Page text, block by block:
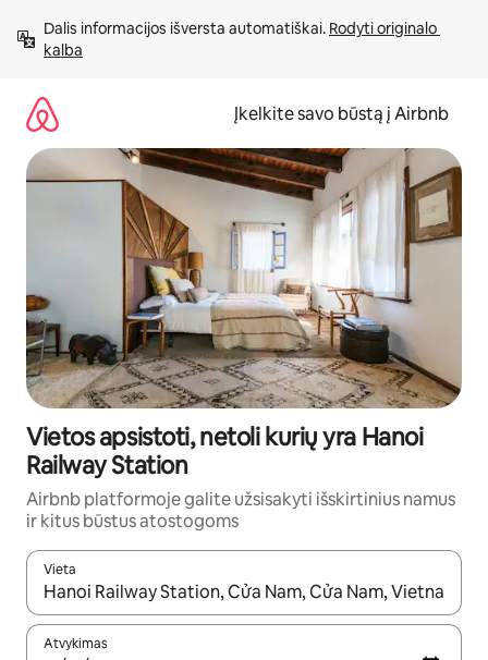
prie
turinio
Dalis informacijos išversta automatiškai. Rodyti originalo
kalba
Įkelkite savo būstą į Airbnb
Vietos apsistoti, netoli kurių yra Hanoi
Railway Station
Airbnb platformoje galite užsisakyti išskirtinius namus
ir kitus būstus atostogoms
Vieta
Kai pasirodys paieškos rezultatai, juos naršyti galite
Atvykimas